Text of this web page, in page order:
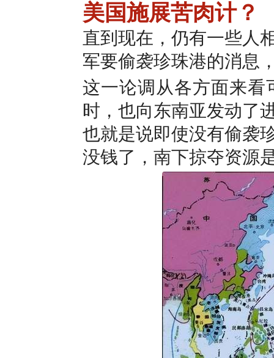
美国施展苦肉计？
直到现在，仍有一些人
军要偷袭珍珠港的消息
这一论调从各方面来看
时，也向东南亚发动了
也就是说即使没有偷袭
没钱了，南下掠夺资源